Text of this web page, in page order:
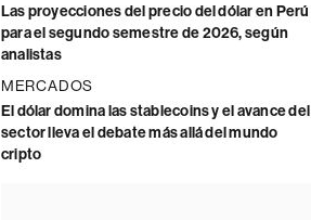
Las proyecciones del precio del dólar en Perú
para el segundo semestre de 2026, según
analistas
MERCADOS
El dólar domina las stablecoins y el avance del
sector lleva el debate más allá del mundo
cripto